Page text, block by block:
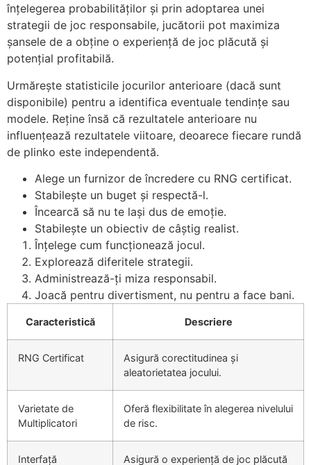
înțelegerea probabilităților și prin adoptarea unei
strategii de joc responsabile, jucătorii pot maximiza
șansele de a obține o experiență de joc plăcută și
potențial profitabilă.
Urmărește statisticile jocurilor anterioare (dacă sunt
disponibile) pentru a identifica eventuale tendințe sau
modele. Reține însă că rezultatele anterioare nu
influențează rezultatele viitoare, deoarece fiecare rundă
de plinko este independentă.
Alege un furnizor de încredere cu RNG certificat.
Stabilește un buget și respectă-l.
Încearcă să nu te lași dus de emoție.
Stabilește un obiectiv de câștig realist.
Înțelege cum funcționează jocul.
Explorează diferitele strategii.
Administrează-ți miza responsabil.
Joacă pentru divertisment, nu pentru a face bani.
Caracteristică Descriere
RNG Certificat
Asigură corectitudinea și
aleatorietatea jocului.
Varietate de
Multiplicatori
Oferă flexibilitate în alegerea nivelului
de risc.
Interfață
Asigură o experiență de joc plăcută